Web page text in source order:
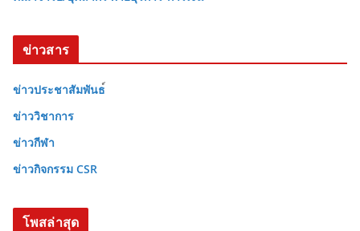
ข่าวสาร
ข่าวประชาสัมพันธ
ข่าววิชาการ
ข่าวกีฬา
ข่าวกิจกรรม CSR
โพสล่าสุด